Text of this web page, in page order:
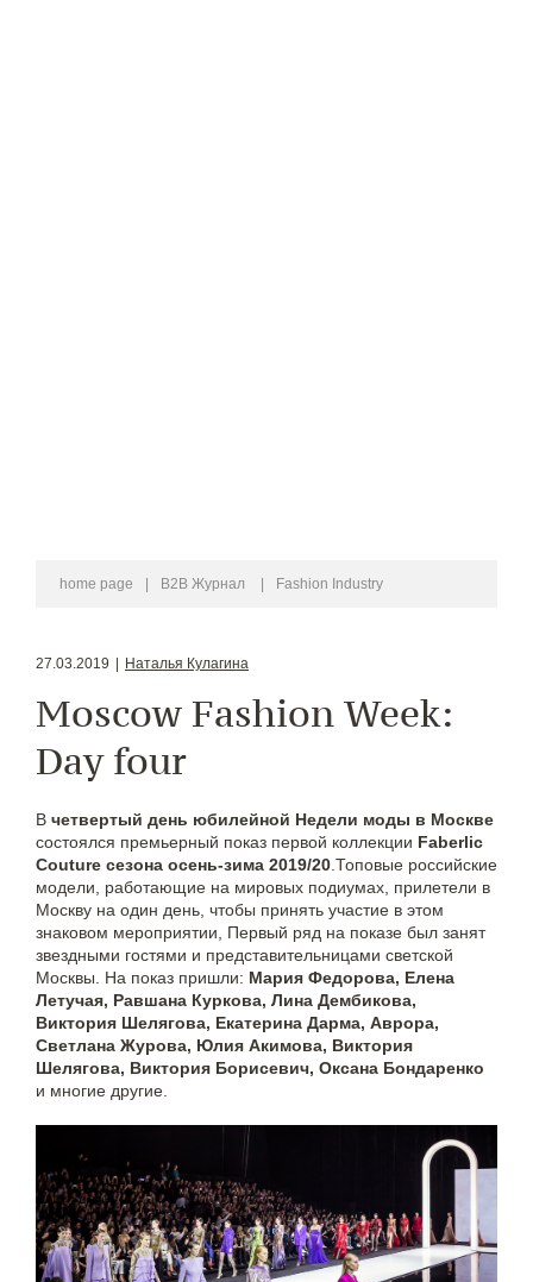
home page B2B Журнал Fashion Industry
27.03.2019 Наталья Кулагина
Moscow Fashion Week:
Day four
В четвертый день юбилейной Недели моды в Москве
состоялся премьерный показ первой коллекции Faberlic
Couture сезона осень-зима 2019/20 .Топовые российские
модели, работающие на мировых подиумах, прилетели в
Москву на один день, чтобы принять участие в этом
знаковом мероприятии, Первый ряд на показе был занят
звездными гостями и представительницами светской
Москвы. На показ пришли: Мария Федорова, Елена
Летучая, Равшана Куркова, Лина Дембикова,
Виктория Шелягова, Екатерина Дарма, Аврора,
Светлана Журова, Юлия Акимова, Виктория
Шелягова, Виктория Борисевич, Оксана Бондаренко
и многие другие.